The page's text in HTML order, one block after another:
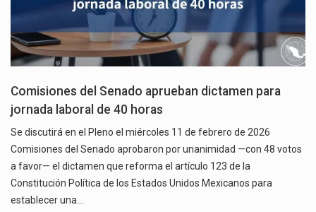
Comisiones del Senado aprueban dictamen para
jornada laboral de 40 horas
Se discutirá en el Pleno el miércoles 11 de febrero de 2026
Comisiones del Senado aprobaron por unanimidad —con 48 votos
a favor— el dictamen que reforma el artículo 123 de la
Constitución Política de los Estados Unidos Mexicanos para
establecer una…